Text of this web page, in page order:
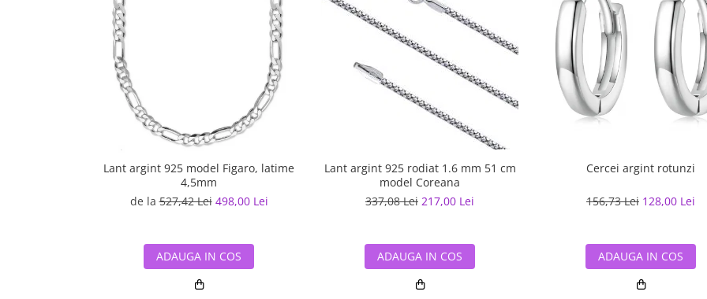
Lant argint 925 model Figaro, latime
4,5mm
de la527,42 Lei 498,00 Lei
ADAUGA IN COS
Lant argint 925 rodiat 1.6 mm 51 cm
model Coreana
337,08 Lei 217,00 Lei
ADAUGA IN COS
Cercei argint rotunzi
156,73 Lei 128,00 Lei
ADAUGA IN COS